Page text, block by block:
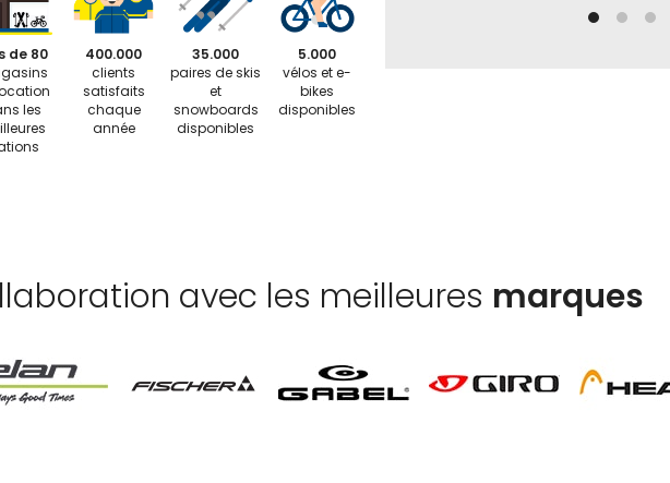
de 80
les
400.000
clients
satisfaits
chaque
année
35.000
paires de skis
et
snowboards
disponibles
5.000
vélos et e-
bikes
disponibles
avec les meilleures marques